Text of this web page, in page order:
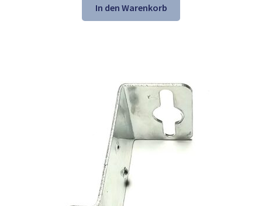
war:
19,64 €
ist:
12,98 €.
In den Warenkorb